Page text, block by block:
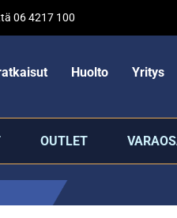
06 4217 100
Huolto Yritys
OUTLET